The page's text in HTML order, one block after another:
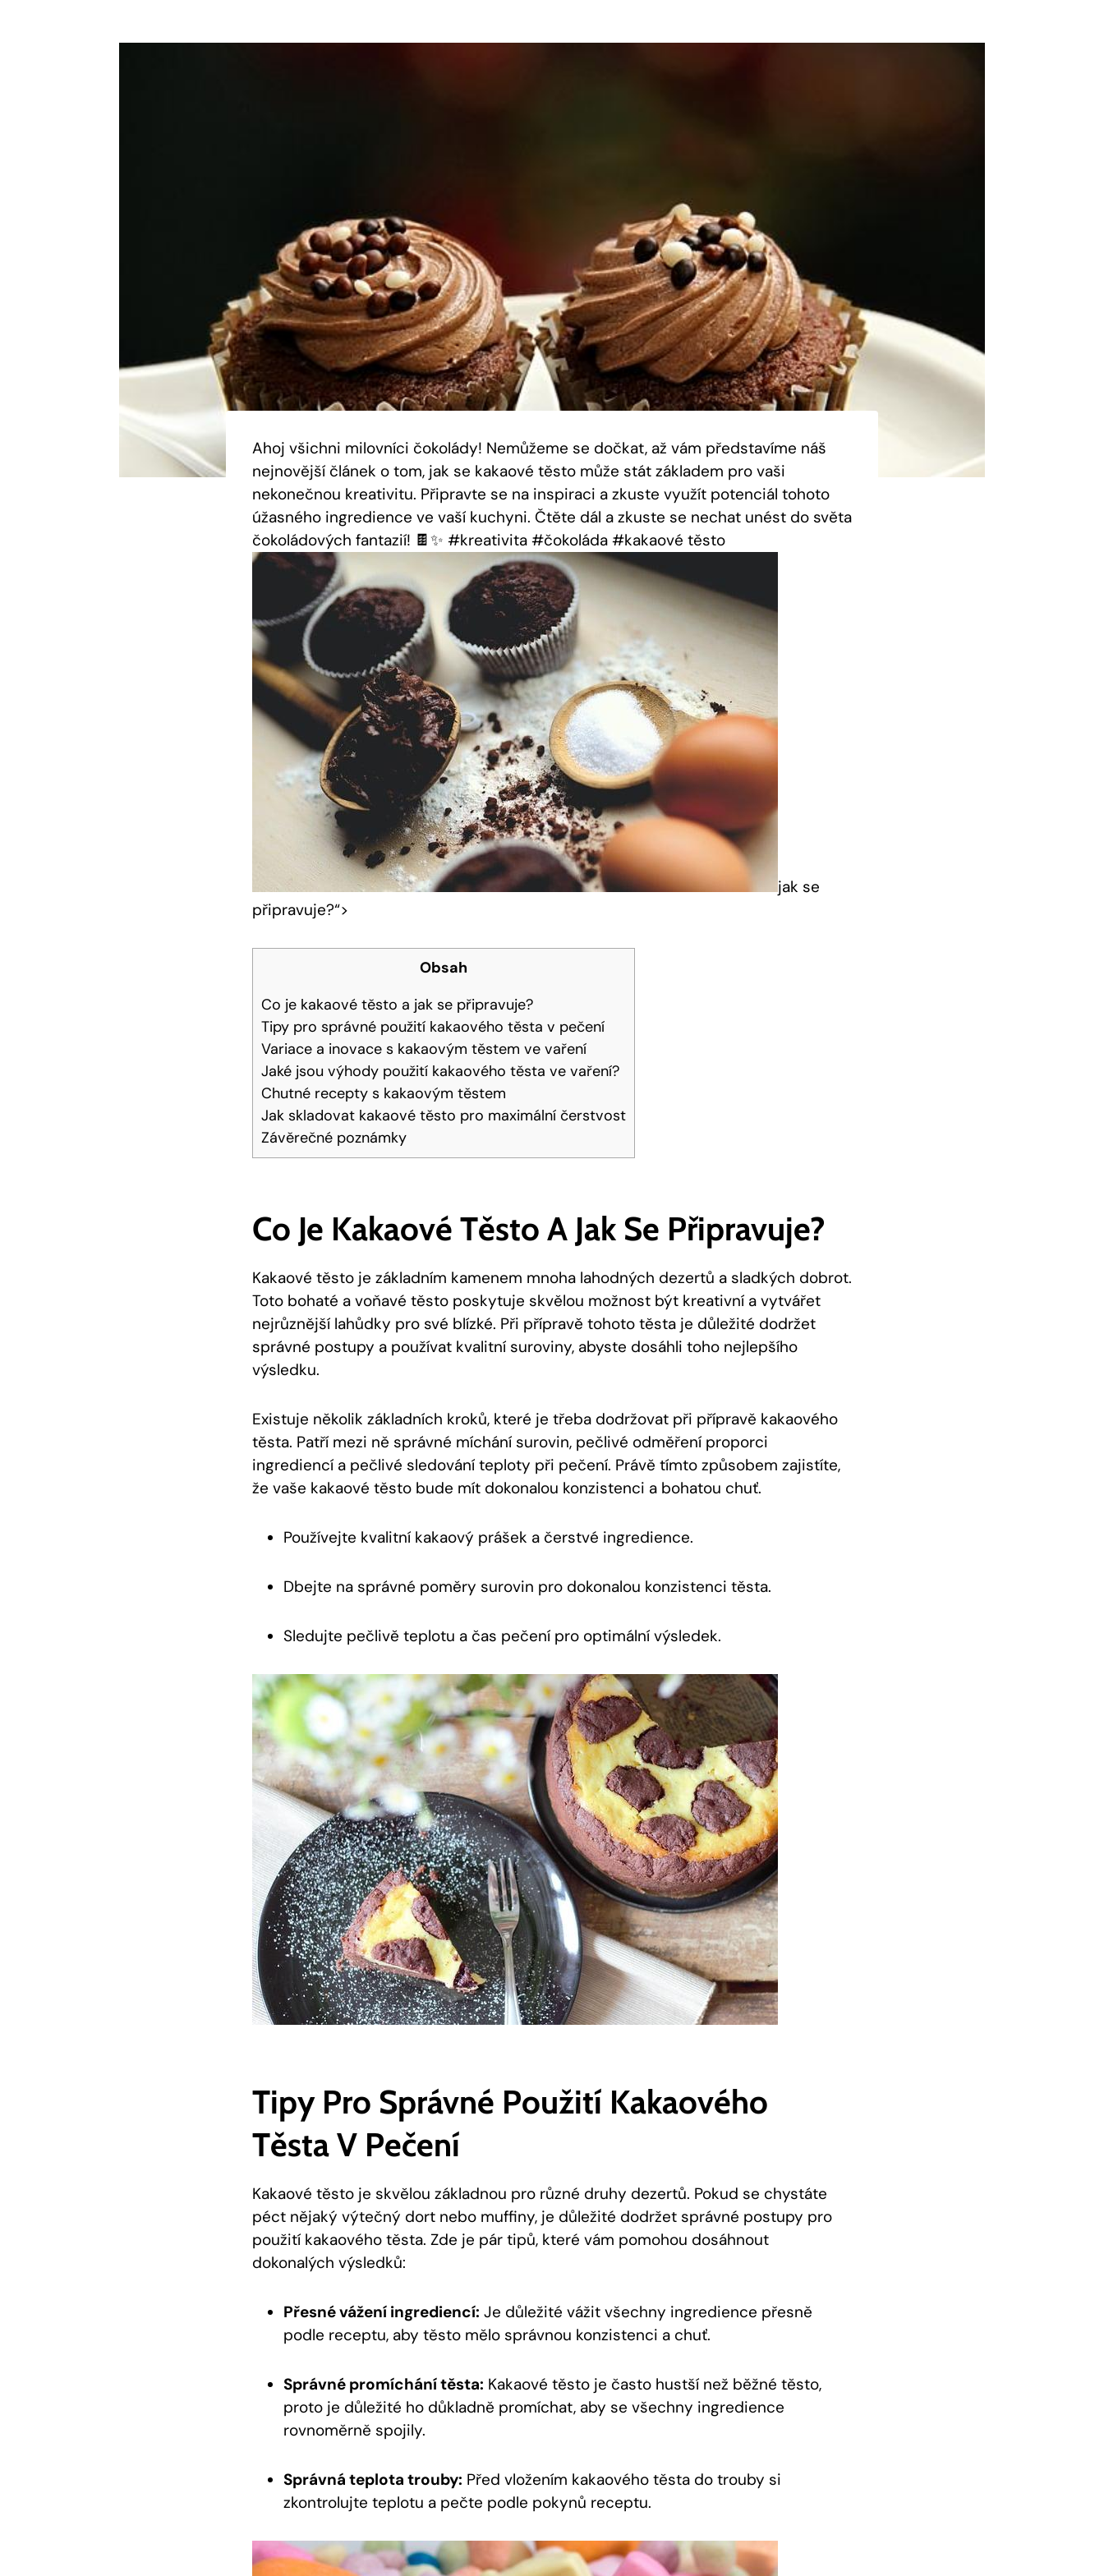
Ahoj všichni milovníci čokolády! Nemůžeme ​se dočkat, až vám představíme​ náš
nejnovější článek o tom,‍ jak se kakaové těsto může stát ‍základem pro vaši‍
nekonečnou kreativitu. Připravte se na inspiraci a zkuste využít ‍potenciál tohoto
úžasného ingredience‍ ve vaší‌ kuchyni. ‌Čtěte dál a zkuste se nechat‍ unést do světa⁢
čokoládových fantazií! 🍫✨ #kreativita #čokoláda #kakaové těsto
jak se
připravuje?“>
Obsah
Co je kakaové těsto ⁤a jak se připravuje?
Tipy‌ pro​ správné⁤ použití kakaového‌ těsta ⁤v pečení
Variace a inovace s​ kakaovým těstem‍ ve⁣ vaření
Jaké jsou​ výhody použití ⁢kakaového těsta ve vaření?
Chutné recepty s kakaovým těstem
Jak skladovat ‍kakaové těsto ​pro maximální čerstvost
Závěrečné poznámky
Co Je Kakaové Těsto ⁤a Jak Se Připravuje?
Kakaové‍ těsto‌ je ‍základním kamenem ‍mnoha lahodných‌ dezertů a ‌sladkých​ dobrot.
Toto ⁤bohaté a voňavé těsto poskytuje ‍skvělou možnost být kreativní a vytvářet
nejrůznější lahůdky pro ⁢své blízké. Při přípravě ‍tohoto ‍těsta je⁤ důležité dodržet
správné ⁣postupy ​a‌ používat kvalitní‌ suroviny, abyste‍ dosáhli toho nejlepšího
výsledku.
Existuje několik základních kroků, které je třeba dodržovat při ​přípravě kakaového​
těsta. Patří‍ mezi ně správné míchání ‍surovin, pečlivé odměření⁤ proporci
ingrediencí a ⁢pečlivé sledování teploty⁤ při pečení. ⁤Právě tímto způsobem zajistíte,‌
že vaše ⁢kakaové těsto​ bude‍ mít dokonalou⁣ konzistenci ‌a bohatou chuť.
Používejte kvalitní⁤ kakaový ⁢prášek a čerstvé ingredience.
Dbejte ‌na správné poměry⁣ surovin pro dokonalou konzistenci těsta.
Sledujte pečlivě ‍teplotu a čas ‍pečení pro ​optimální výsledek.
Tipy‌ Pro​ Správné⁤ Použití Kakaového‌
Těsta ⁤v Pečení
Kakaové těsto je skvělou základnou pro různé druhy‌ dezertů. Pokud ⁣se chystáte
péct nějaký výtečný⁣ dort‍ nebo muffiny, je důležité⁢ dodržet správné postupy pro
použití kakaového těsta. Zde je pár tipů, ⁤které vám⁢ pomohou ⁣dosáhnout
‍dokonalých ⁤výsledků:
Přesné vážení ​ingrediencí: Je důležité vážit všechny ingredience přesně⁤
podle receptu, aby těsto mělo správnou konzistenci ‍a chuť.
Správné promíchání‌ těsta: Kakaové těsto je‌ často⁣ hustší⁣ než běžné těsto,
proto je důležité ho důkladně promíchat, aby se všechny ingredience
rovnoměrně spojily.
Správná teplota⁢ trouby: Před ⁣vložením ⁣kakaového těsta ‌do ​trouby si
zkontrolujte teplotu a pečte podle⁢ pokynů​ receptu.